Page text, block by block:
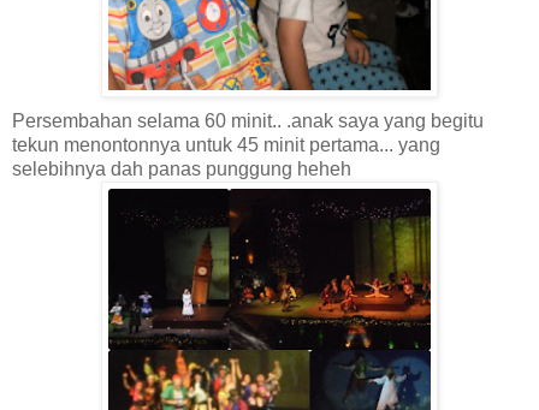
Persembahan selama 60 minit.. .anak saya yang begitu
tekun menontonnya untuk 45 minit pertama... yang
selebihnya dah panas punggung heheh